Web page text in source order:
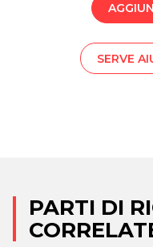
SERVE
PARTI DI